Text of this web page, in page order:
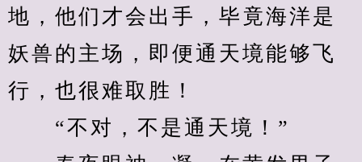
地，他们才会出手，毕竟海洋是
妖兽的主场，即便通天境能够飞
行，也很难取胜！
“不对，不是通天境！”